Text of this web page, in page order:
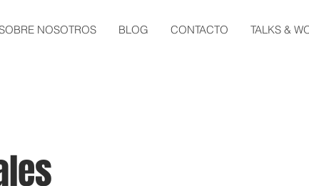
NOSOTROS BLOG CONTACTO TALKS &